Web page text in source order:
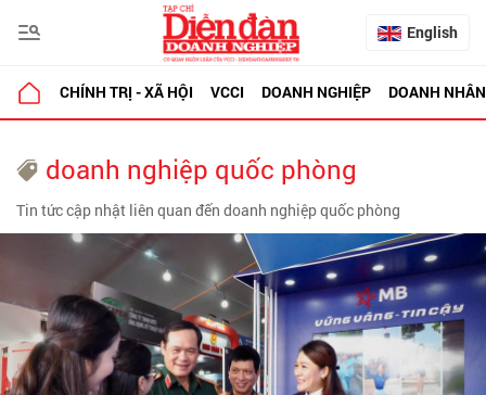
English
CHÍNH TRỊ - XÃ HỘI VCCI DOANH NGHIỆP DOANH NHÂN
doanh nghiệp quốc phòng
Tin tức cập nhật liên quan đến doanh nghiệp quốc phòng